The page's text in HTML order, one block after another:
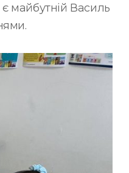
майбутній Василь